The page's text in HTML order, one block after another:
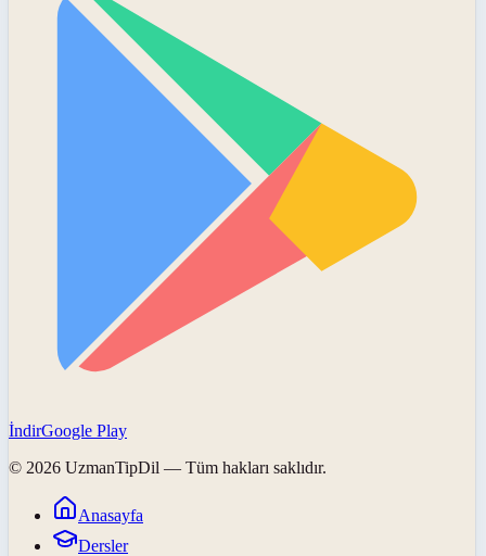
İndirGoogle Play
© 2026 UzmanTipDil — Tüm hakları saklıdır.
Anasayfa
Dersler